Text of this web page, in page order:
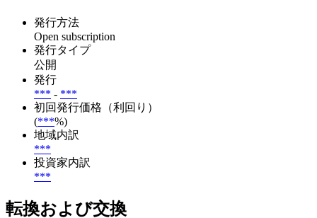
発行方法
Open subscription
発行タイプ
公開
発行
*** - ***
初回発行価格（利回り）
(***%)
地域内訳
***
投資家内訳
***
転換および交換